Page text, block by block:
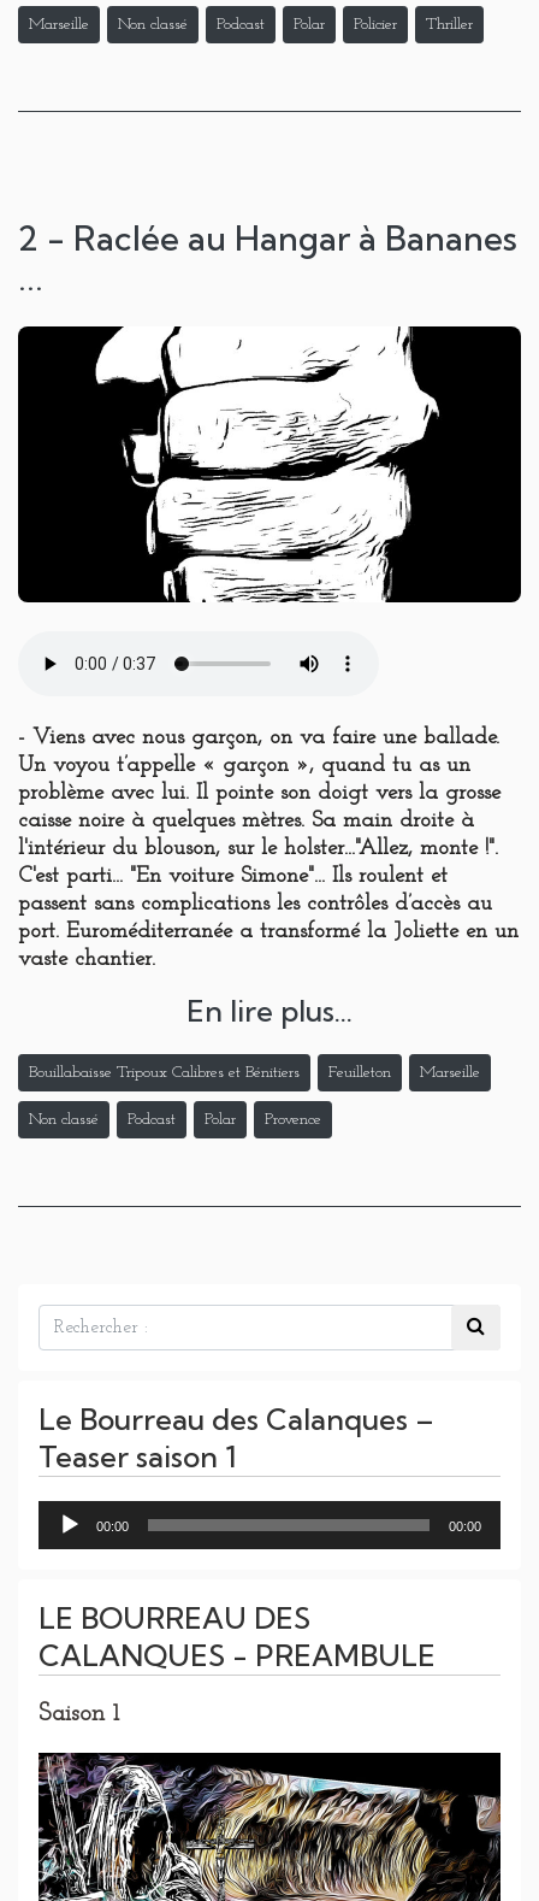
Marseille Non classé Podcast Polar Policier Thriller
2 - Raclée au Hangar à Bananes
...
- Viens avec nous garçon, on va faire une ballade.
Un voyou t’appelle « garçon », quand tu as un
problème avec lui. Il pointe son doigt vers la grosse
caisse noire à quelques mètres. Sa main droite à
l'intérieur du blouson, sur le holster..."Allez, monte !".
C'est parti... "En voiture Simone"... Ils roulent et
passent sans complications les contrôles d’accès au
port. Euroméditerranée a transformé la Joliette en un
vaste chantier.
En lire plus...
Bouillabaisse Tripoux Calibres et Bénitiers Feuilleton Marseille
Non classé Podcast Polar Provence
Le Bourreau des Calanques –
Teaser saison 1
Lecteur
00:00 00:00
LE BOURREAU DES
CALANQUES - PREAMBULE
Saison 1